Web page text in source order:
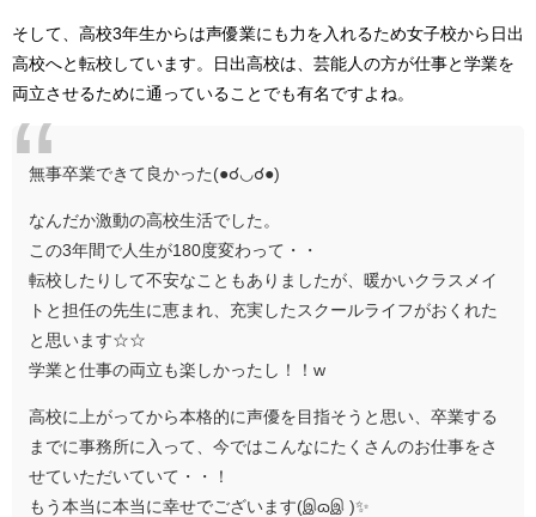
そして、高校3年生からは声優業にも力を入れるため女子校から日出
高校へと転校しています。日出高校は、芸能人の方が仕事と学業を
両立させるために通っていることでも有名ですよね。
無事卒業できて良かった(●☌◡☌●)
なんだか激動の高校生活でした。
この3年間で人生が180度変わって・・
転校したりして不安なこともありましたが、暖かいクラスメイ
トと担任の先生に恵まれ、充実したスクールライフがおくれた
と思います☆☆
学業と仕事の両立も楽しかったし！！w
高校に上がってから本格的に声優を目指そうと思い、卒業する
までに事務所に入って、今ではこんなにたくさんのお仕事をさ
せていただいていて・・！
もう本当に本当に幸せでございます(இɷஇ )✨